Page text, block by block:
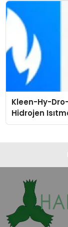
Kleen-Hy-
Hidrojen
Düzenleyici